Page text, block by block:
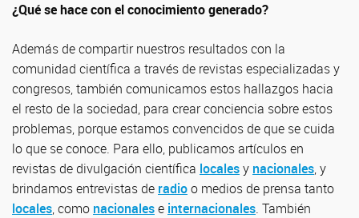
¿Qué se hace con el conocimiento generado?
Además de compartir nuestros resultados con la
comunidad científica a través de revistas especializadas y
congresos, también comunicamos estos hallazgos hacia
el resto de la sociedad, para crear conciencia sobre estos
problemas, porque estamos convencidos de que se cuida
lo que se conoce. Para ello, publicamos artículos en
revistas de divulgación científica localesy nacionales, y
brindamos entrevistas de radioo medios de prensa tanto
locales, como nacionalese internacionales. También